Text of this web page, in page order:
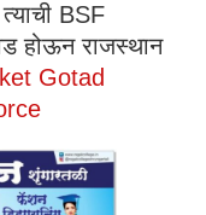
BSF
होऊन राजस्थान
Gotad